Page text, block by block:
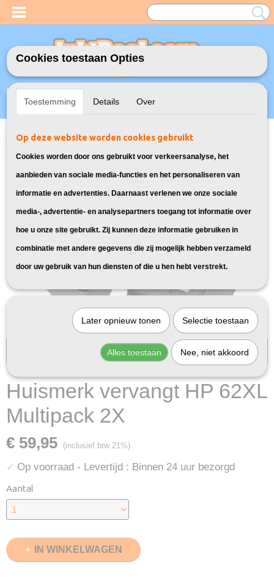
Inloggen Registreren
UW WINKELWAGEN
Home>Inktcartridges >Geschikt voor HP>Huismerk vervangt HP 62XL
Bij InktDeal.com altijd gratis verzending!
Huismerk vervangt HP 62XL
Multipack 2X
€ 59,95 (inclusief btw 21%)
✓ Op voorraad - Levertijd : Binnen 24 uur bezorgd
Aantal
IN WINKELWAGEN
Cookies toestaan Opties
Toestemming Details Over
Op deze website worden cookies gebruikt
Cookies worden door ons gebruikt voor verkeersanalyse, het
aanbieden van sociale media-functies en het personaliseren van
informatie en advertenties. Daarnaast verlenen we onze sociale
media-, advertentie- en analysepartners toegang tot informatie over
hoe u onze site gebruikt. Zij kunnen deze informatie gebruiken in
combinatie met andere gegevens die zij mogelijk hebben verzameld
door uw gebruik van hun diensten of die u hen hebt verstrekt.
Later opnieuw tonen Selectie toestaan
Alles toestaan Nee, niet akkoord